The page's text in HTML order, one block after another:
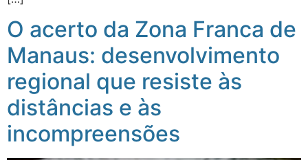
O acerto da Zona Franca de
Manaus: desenvolvimento
regional que resiste às
distâncias e às
incompreensões